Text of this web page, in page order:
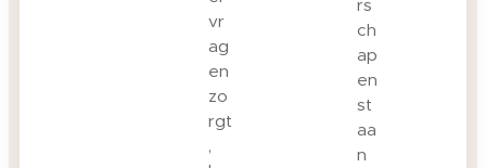
vr
ag
en
zo
rgt
,
rs
ch
ap
en
st
aa
n